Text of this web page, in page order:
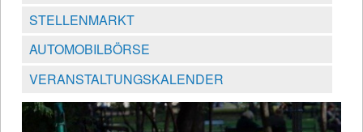
STELLENMARKT
AUTOMOBILBÖRSE
VERANSTALTUNGSKALENDER